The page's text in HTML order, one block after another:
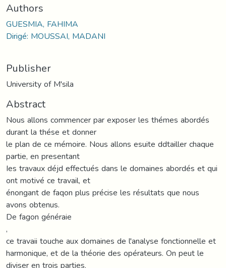
Authors
GUESMIA, FAHIMA
Dirigé: MOUSSAI, MADANI
Publisher
University of M'sila
Abstract
Nous allons commencer par exposer les thémes abordés
durant la thése et donner
le plan de ce mémoire. Nous allons esuite ddtailler chaque
partie, en presentant
Ies travaux déjd effectués dans le domaines abordés et qui
ont motivé ce travail, et
énongant de faqon plus précise les résultats que nous
avons obtenus.
De fagon généraie
,
ce travaii touche aux domaines de l'analyse fonctionnelle et
harmonique, et de la théorie des opérateurs. On peut le